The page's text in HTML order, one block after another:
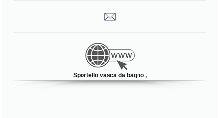
Sportello vasca da bagno ,